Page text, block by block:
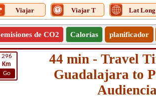
Viajar Viajar T Lat Long
emisiones de CO2 Calorías planificador
296
Km
Go
44 min - Travel
Guadalajara to
Audiencia